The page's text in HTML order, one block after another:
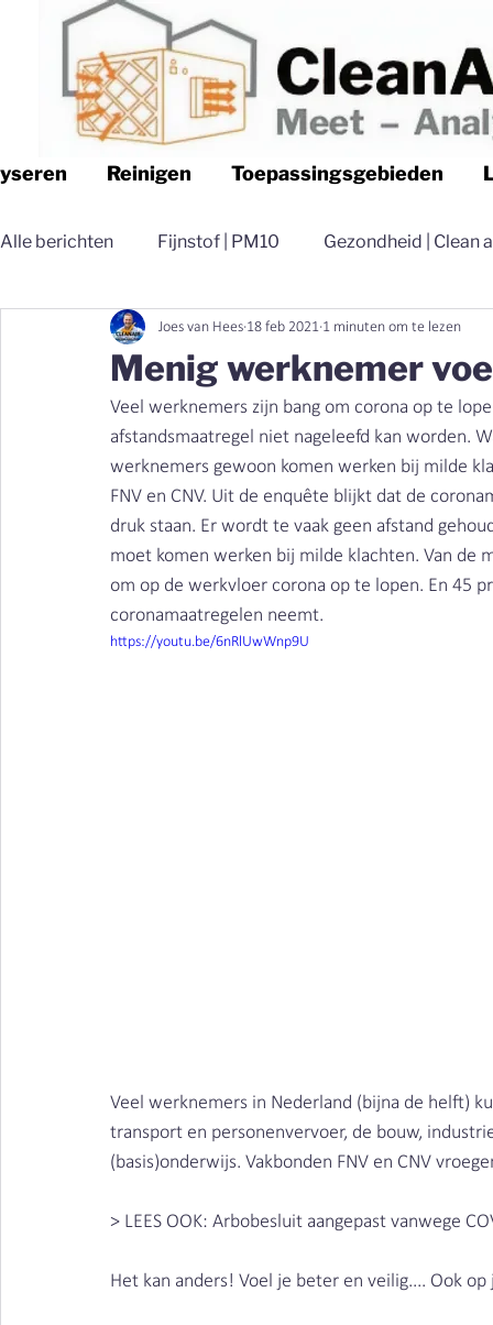
Reinigen Toepassingsgebieden
Alle berichten Fijnstof | PM10 Gezondheid | Clean
Logistiek | Clean air Nederland Luchtfilteren |
Magazijn | Clean air Nederland Distributie | Clean
Vieze producten | Clean air Stofbindende zeep
Metaalbewerking | Clean air lasrook | Clean Air
Menig werknemer
Joes van Hees 18 feb 2021 1 minuten om te lezen
Veel werknemers zijn bang om corona op te
afstandsmaatregel niet nageleefd kan worden.
werknemers gewoon komen werken bij milde
FNV en CNV. Uit de enquête blijkt dat de
druk staan. Er wordt te vaak geen afstand
moet komen werken bij milde klachten. Van de
om op de werkvloer corona op te lopen. En 45
coronamaatregelen neemt.
https://youtu.be/6nRlUwWnp9U
Veel werknemers in Nederland (bijna de helft)
transport en personenvervoer, de bouw,
(basis)onderwijs. Vakbonden FNV en CNV
> LEES OOK: Arbobesluit aangepast vanwege
Het kan anders! Voel je beter en veilig.... Ook